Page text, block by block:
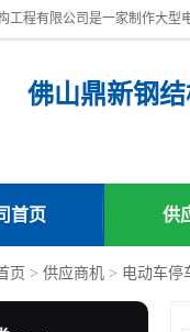
佛山鼎新钢
首页 供
页 > 供应商机 > 电动车停